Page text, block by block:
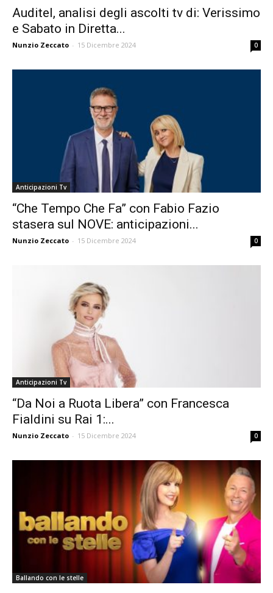
Auditel, analisi degli ascolti tv di: Verissimo
e Sabato in Diretta...
Nunzio Zeccato - 15 Dicembre 2024 0
Anticipazioni Tv
“Che Tempo Che Fa” con Fabio Fazio
stasera sul NOVE: anticipazioni...
Nunzio Zeccato - 15 Dicembre 2024 0
Anticipazioni Tv
“Da Noi a Ruota Libera” con Francesca
Fialdini su Rai 1:...
Nunzio Zeccato - 15 Dicembre 2024 0
Ballando con le stelle